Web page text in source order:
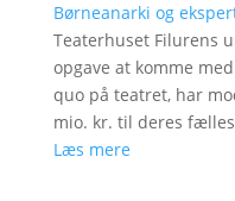
Børneanarki og
Teaterhuset Filurens
opgave at komme
quo på teatret, har
mio. kr. til deres
Læs mere